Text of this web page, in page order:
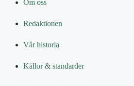
Om oss
Redaktionen
Vår historia
Källor & standarder